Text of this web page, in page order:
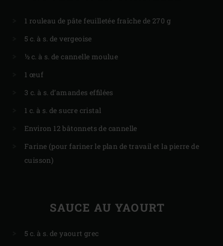
1 rouleau de pâte feuilletée fraîche de 270 g
5 c. à s. de vergeoise
½ c. à s. de cannelle moulue
1 œuf
3 c. à s. d’amandes effilées
1 c. à s. de sucre cristal
Environ 12 bâtonnets de cannelle
Farine (pour fariner le plan de travail et la pierre de
cuisson)
SAUCE AU YAOURT
5 c. à s. de yaourt grec